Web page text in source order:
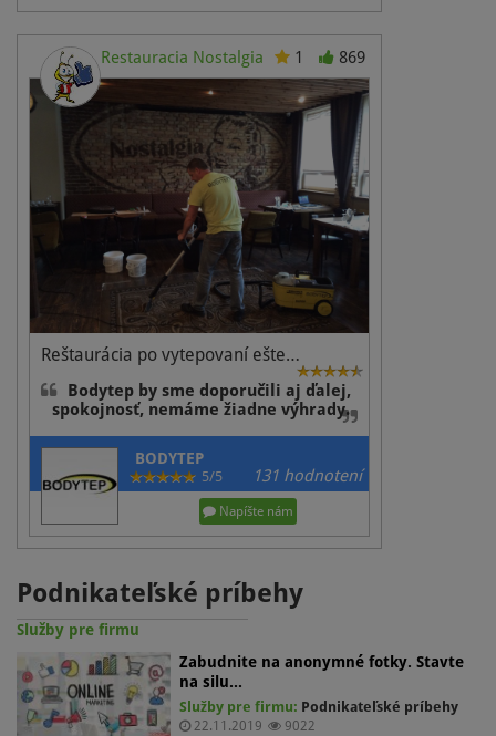
Restauracia Nostalgia 1 869
Reštaurácia po vytepovaní ešte…
Bodytep by sme doporučili aj ďalej,
spokojnosť, nemáme žiadne výhrady.
BODYTEP
5/5 131 hodnotení
Napíšte nám
Podnikateľské príbehy
Služby pre firmu
Zabudnite na anonymné fotky. Stavte
na silu…
Služby pre firmu: Podnikateľské príbehy
22.11.2019 9022